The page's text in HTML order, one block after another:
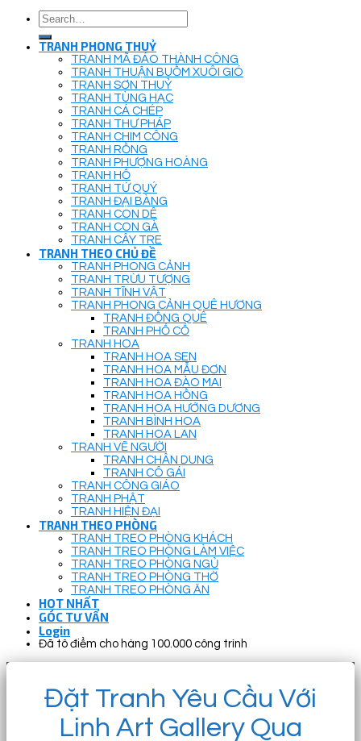
Search
for:
TRANH PHONG THUỶ
TRANH MÃ ĐÁO THÀNH CÔNG
TRANH THUẬN BUỒM XUÔI GIÓ
TRANH SƠN THUỶ
TRANH TÙNG HẠC
TRANH CÁ CHÉP
TRANH THƯ PHÁP
TRANH CHIM CÔNG
TRANH RỒNG
TRANH PHƯỢNG HOÀNG
TRANH HỔ
TRANH TỨ QUÝ
TRANH ĐẠI BÀNG
TRANH CON DÊ
TRANH CON GÀ
TRANH CÂY TRE
TRANH THEO CHỦ ĐỀ
TRANH PHONG CẢNH
TRANH TRỪU TƯỢNG
TRANH TĨNH VẬT
TRANH PHONG CẢNH QUÊ HƯƠNG
TRANH ĐỒNG QUÊ
TRANH PHỐ CỔ
TRANH HOA
TRANH HOA SEN
TRANH HOA MẪU ĐƠN
TRANH HOA ĐÀO MAI
TRANH HOA HỒNG
TRANH HOA HƯỚNG DƯƠNG
TRANH BÌNH HOA
TRANH HOA LAN
TRANH VẼ NGƯỜI
TRANH CHÂN DUNG
TRANH CÔ GÁI
TRANH CÔNG GIÁO
TRANH PHẬT
TRANH HIỆN ĐẠI
TRANH THEO PHÒNG
TRANH TREO PHÒNG KHÁCH
TRANH TREO PHÒNG LÀM VIỆC
TRANH TREO PHÒNG NGỦ
TRANH TREO PHÒNG THỜ
TRANH TREO PHÒNG ĂN
HOT NHẤT
GÓC TƯ VẤN
Login
Đã tô điểm cho hàng 100.000 công trình
Đặt Tranh Yêu Cầu Với
Linh Art Gallery Qua